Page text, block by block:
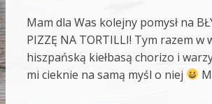
Mam dla Was kolejny pomysł na
PIZZĘ NA TORTILLI! Tym razem w
hiszpańską kiełbasą chorizo i
mi cieknie na samą myśl o niej